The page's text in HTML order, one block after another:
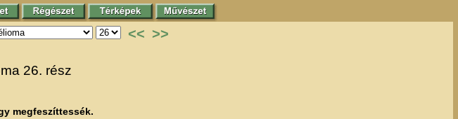
<< >>
26. rész
megfeszíttessék.